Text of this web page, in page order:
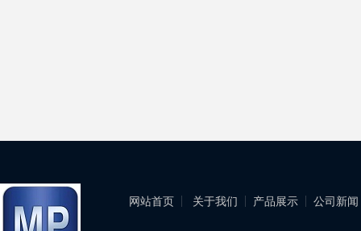
网站首页 关于我们 产品展示 公司新闻